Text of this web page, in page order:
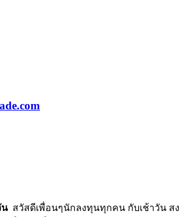
น สวัสดีเพื่อนๆนักลงทุนทุกคน กับเช้าวัน ส